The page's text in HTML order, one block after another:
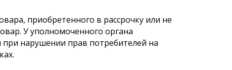
приобретенного в рассрочку или не
У уполномоченного органа
нарушении прав потребителей на